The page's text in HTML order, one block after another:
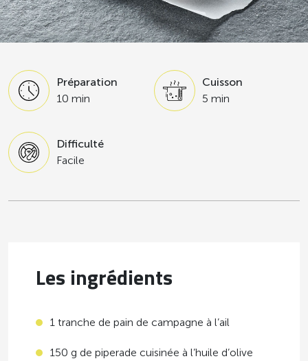
Préparation
10 min
Cuisson
5 min
Difficulté
Facile
Les ingrédients
1 tranche de pain de campagne à l’ail
150 g de piperade cuisinée à l’huile d’olive